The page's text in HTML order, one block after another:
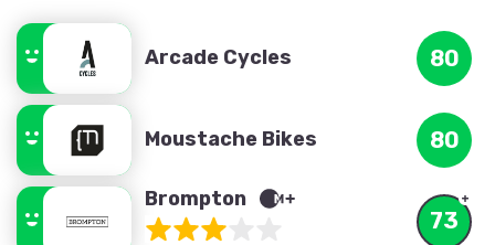
Arcade Cycles 80
Moustache Bikes 80
Brompton
73